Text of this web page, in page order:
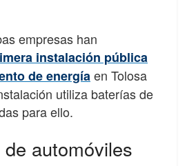
empresas han
instalación pública
de energíaen Tolosa
utiliza baterías de
para ello.
automóviles